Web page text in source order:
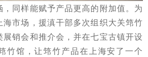
同样能赋予产品更高的附加值。为
市场，援滇干部多次组织大关筇竹
销会和推介会，并在七宝古镇开设
竹馆，让筇竹产品在上海安了一个